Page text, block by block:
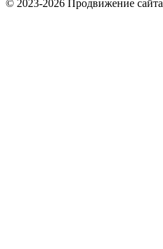
© 2023-2026 Продвижение сайта